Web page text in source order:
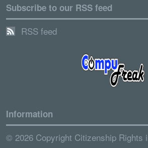
Subscribe to our RSS feed
RSS feed
Information
© 2026 Copyright Citizenship Rights